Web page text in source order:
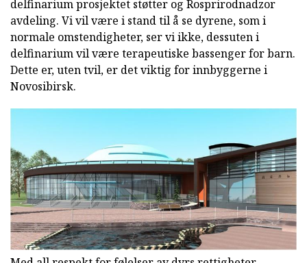
delfinarium prosjektet støtter og Rosprirodnadzor
avdeling. Vi vil være i stand til å se dyrene, som i
normale omstendigheter, ser vi ikke, dessuten i
delfinarium vil være terapeutiske bassenger for barn.
Dette er, uten tvil, er det viktig for innbyggerne i
Novosibirsk.